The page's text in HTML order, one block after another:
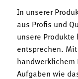
In unserer
aus Profis und
unsere
entsprechen.
handwerklichem
Aufgaben wie